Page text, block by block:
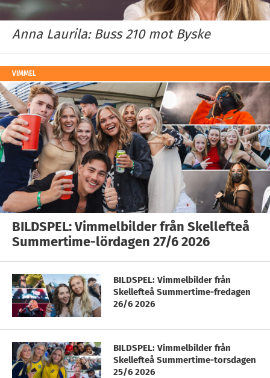
Anna Laurila: Buss 210 mot Byske
VIMMEL
BILDSPEL: Vimmelbilder från Skellefteå
Summertime-lördagen 27/6 2026
BILDSPEL: Vimmelbilder från
Skellefteå Summertime-fredagen
26/6 2026
BILDSPEL: Vimmelbilder från
Skellefteå Summertime-torsdagen
25/6 2026